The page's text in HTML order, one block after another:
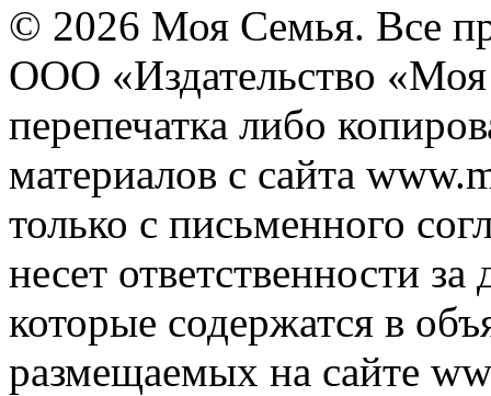
© 2026 Моя Семья. Все
ООО «Издательство
перепечатка либо
материалов с сайта
только с письменного
несет ответственности
которые содержатся в
размещаемых на сайте